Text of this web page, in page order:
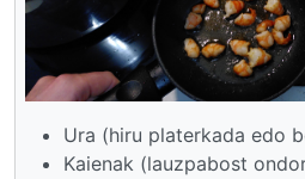
Ura (hiru platerkada edo
Kaienak (lauzpabost